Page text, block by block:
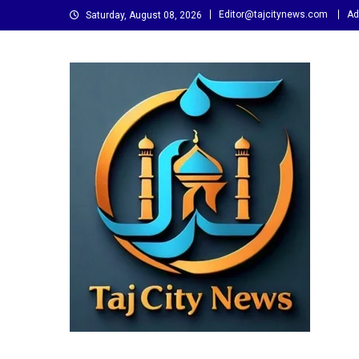
to
Saturday, August 08, 2026 Editor@tajcitynews.com